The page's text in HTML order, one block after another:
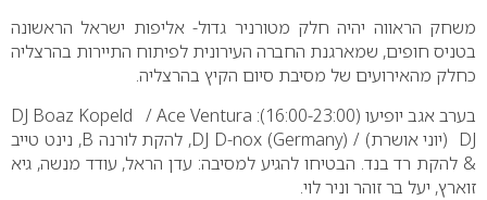
משחק הראווה יהיה חלק מטורניר גדול- אליפות ישראל הראשונה
בטניס חופים, שמארגנת החברה העירונית לפיתוח התיירות בהרצליה
כחלק מהאירועים של מסיבת סיום הקיץ בהרצליה.
בערב אגב יופיעו (16:00-23:00): DJ Boaz Kopeld / Ace Ventura
DJ (יוני אושרת) / DJ D-nox (Germany), להקת לורנה B, נינט טייב
& להקת רד בנד.הבטיחו להגיע למסיבה: עדן הראל, עודד מנשה, גיא
זוארץ, יעל בר זוהר וניר לוי.